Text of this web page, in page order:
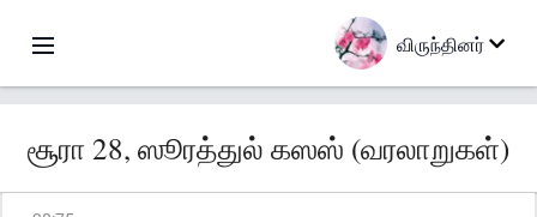
விருந்தினர்
சூரா 28, ஸூரத்துல் கஸஸ் (வரலாறுகள்)